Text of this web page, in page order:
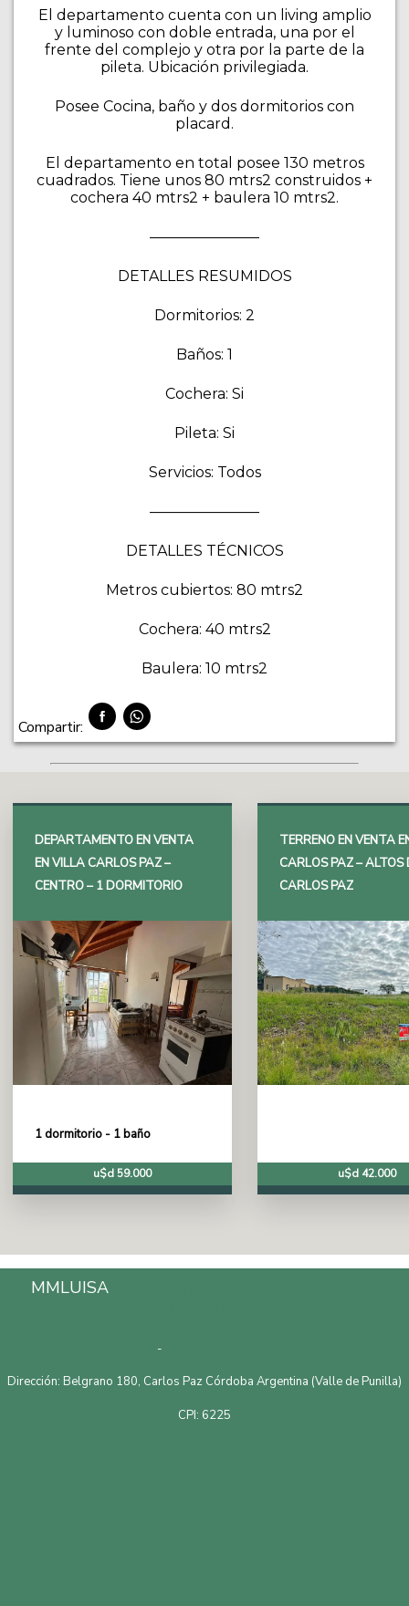
El departamento cuenta con un living amplio
y luminoso con doble entrada, una por el
frente del complejo y otra por la parte de la
pileta. Ubicación privilegiada.
Posee Cocina, baño y dos dormitorios con
placard.
El departamento en total posee 130 metros
cuadrados. Tiene unos 80 mtrs2 construidos +
cochera 40 mtrs2 + baulera 10 mtrs2.
———————–
DETALLES RESUMIDOS
Dormitorios: 2
Baños: 1
Cochera: Si
Pileta: Si
Servicios: Todos
———————–
DETALLES TÉCNICOS
Metros cubiertos: 80 mtrs2
Cochera: 40 mtrs2
Baulera: 10 mtrs2
Compartir:
DEPARTAMENTO EN VENTA
EN VILLA CARLOS PAZ –
CENTRO – 1 DORMITORIO
1 dormitorio - 1 baño
u$d 59.000
TERRENO EN VENTA
CARLOS PAZ – ALTOS
CARLOS PAZ
u$d 42.000
MMLUISA
-
Dirección: Belgrano 180, Carlos Paz Córdoba Argentina (Valle de Punilla)
CPI: 6225